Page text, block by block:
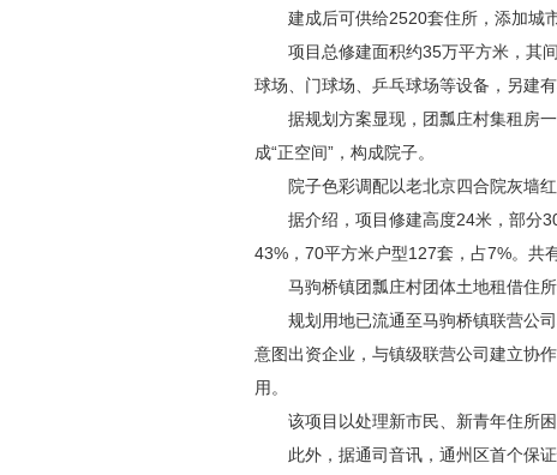
建成后可供给2520套住所，添加城市
项目总修建面积约35万平方米，其间
球场、门球场、乒乓球场等设备，另建
据规划方案显现，团瓢庄村集租房一
成“正空间”，构成院子。
院子色彩调配以老北京四合院灰墙红
据介绍，项目修建高度24米，部分30
43%，70平方米户型127套，占7%。共
马驹桥镇团瓢庄村团体土地租借住所
规划用地已流通至马驹桥镇联营公司
意图出资企业，与镇级联营公司建立协
用。
该项目以处理新市民、新青年住所困
此外，据通司音讯，通州区首个保证